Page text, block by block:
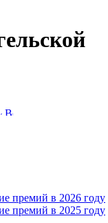
премий в 2026 году
премий в 2025 году